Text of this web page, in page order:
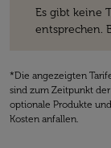
Es gibt keine
entsprechen.
*Die angezeigten
sind zum Zeitpunkt
optionale Produkte
Kosten anfallen.